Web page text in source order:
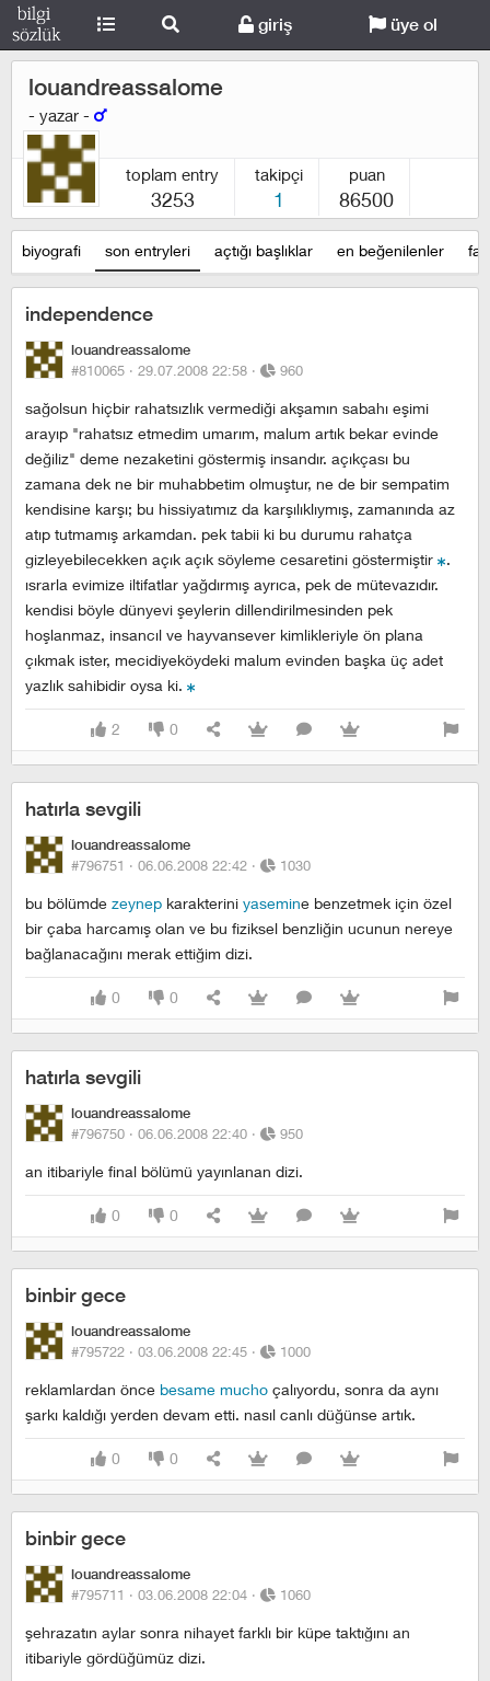
giriş üye ol
louandreassalome
- yazar -
toplam entry
3253
takipçi
1
puan
86500
biyografi son entryleri açtığı başlıklar en beğenilenler
independence
louandreassalome
#810065 · 29.07.2008 22:58 · 960
sağolsun hiçbir rahatsızlık vermediği akşamın sabahı eşimi
arayıp "rahatsız etmedim umarım, malum artık bekar evinde
değiliz" deme nezaketini göstermiş insandır. açıkçası bu
zamana dek ne bir muhabbetim olmuştur, ne de bir sempatim
kendisine karşı; bu hissiyatımız da karşılıklıymış, zamanında az
atıp tutmamış arkamdan. pek tabii ki bu durumu rahatça
gizleyebilecekken açık açık söyleme cesaretini göstermiştir
.
ısrarla evimize iltifatlar yağdırmış ayrıca, pek de mütevazıdır.
kendisi böyle dünyevi şeylerin dillendirilmesinden pek
hoşlanmaz, insancıl ve hayvansever kimlikleriyle ön plana
çıkmak ister, mecidiyeköydeki malum evinden başka üç adet
yazlık sahibidir oysa ki.
2 0
hatırla sevgili
louandreassalome
#796751 · 06.06.2008 22:42 · 1030
bu bölümde zeynep karakterini yasemine benzetmek için özel
bir çaba harcamış olan ve bu fiziksel benzliğin ucunun nereye
bağlanacağını merak ettiğim dizi.
0 0
hatırla sevgili
louandreassalome
#796750 · 06.06.2008 22:40 · 950
an itibariyle final bölümü yayınlanan dizi.
0 0
binbir gece
louandreassalome
#795722 · 03.06.2008 22:45 · 1000
reklamlardan önce besame mucho çalıyordu, sonra da aynı
şarkı kaldığı yerden devam etti. nasıl canlı düğünse artık.
0 0
binbir gece
louandreassalome
#795711 · 03.06.2008 22:04 · 1060
şehrazatın aylar sonra nihayet farklı bir küpe taktığını an
itibariyle gördüğümüz dizi.